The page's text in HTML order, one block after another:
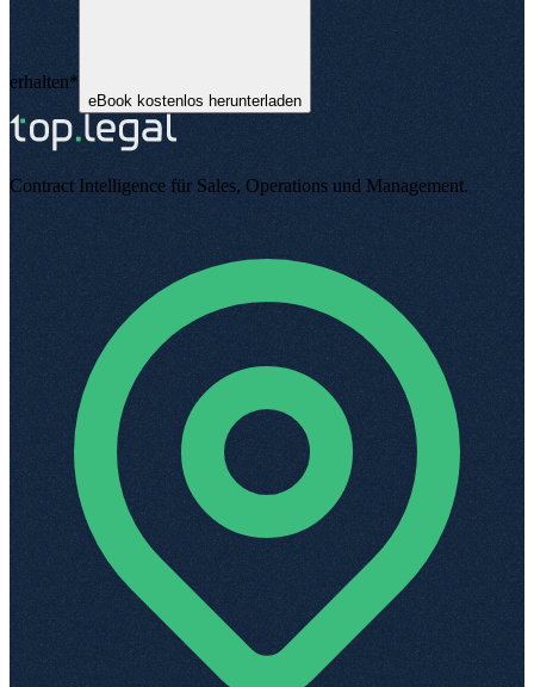
erhalten*
eBook kostenlos herunterladen
Contract Intelligence für Sales, Operations und Management.